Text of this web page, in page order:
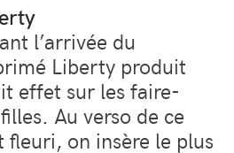
l’arrivée du
Liberty produit
effet sur les faire-
Au verso de ce
fleuri, on insère le plus